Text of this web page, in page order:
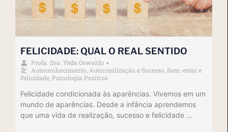
FELICIDADE: QUAL O REAL SENTIDO
Profa. Dra. Yeda Oswaldo •
Autoconhecimento Autorrealização e Sucesso Bem-estar e
Felicidade Psicologia Positiva
Felicidade condicionada às aparências. Vivemos em um
mundo de aparências. Desde a infância aprendemos
que uma vida de realização, sucesso e felicidade …